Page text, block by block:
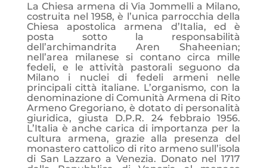
La Chiesa armena di Via Jommelli a Milano,
costruita nel 1958, è l’unica parrocchia della
Chiesa apostolica armena d’Italia, ed è
posta sotto la responsabilità
dell’archimandrita Aren Shaheenian;
nell’area milanese si contano circa mille
fedeli, e le attività pastorali seguono da
Milano i nuclei di fedeli armeni nelle
principali città italiane. L’organismo, con la
denominazione di Comunità Armena di Rito
Armeno Gregoriano, è dotato di personalità
giuridica, giusta D.P.R. 24 febbraio 1956.
L’Italia è anche carica di importanza per la
cultura armena, grazie alla presenza del
monastero cattolico di rito armeno sull’isola
di San Lazzaro a Venezia. Donato nel 1717